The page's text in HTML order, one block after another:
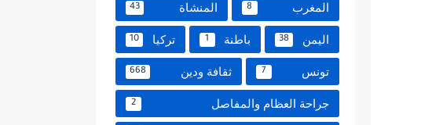
المغرب 8 المنشاة 43
اليمن 38 باطنة 1 تركيا 10
تونس 7 ثقافة ودين 668
جراحة العظام والمفاصل 2